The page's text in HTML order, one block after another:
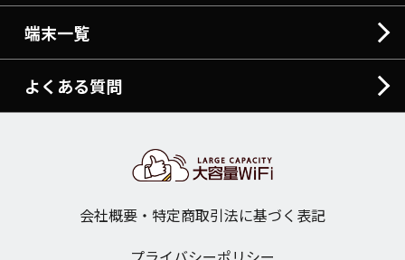
端末一覧
よくある質問
会社概要・特定商取引法に基づく表記